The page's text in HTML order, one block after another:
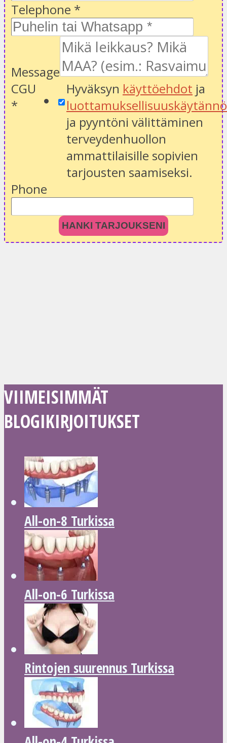
Telephone *
Message
CGU
*
Hyväksyn käyttöehdot ja
ja pyyntöni välittäminen
terveydenhuollon
ammattilaisille sopivien
tarjousten saamiseksi.
Phone
HANKI TARJOUKSENI
VIIMEISIMMÄT
BLOGIKIRJOITUKSET
All-on-8 Turkissa
All-on-6 Turkissa
Rintojen suurennus Turkissa